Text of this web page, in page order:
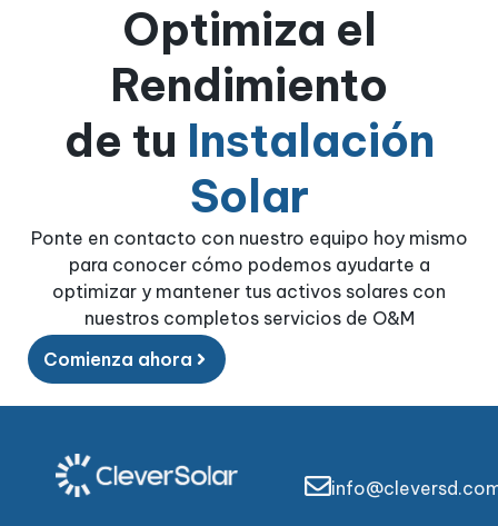
Optimiza el
Rendimiento
de tu Instalación
Solar
Ponte en contacto con nuestro equipo hoy mismo
para conocer cómo podemos ayudarte a
optimizar y mantener tus activos solares con
nuestros completos servicios de O&M
Comienza ahora